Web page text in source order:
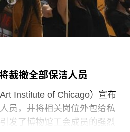
馆是阿布扎比耗资数十亿美
落成的文化机构之一。该文
浮宫（Louvre Abu
裁撤全部保洁人员
Institute of Chicago）宣布
员，并将相关岗位外包给私
发了博物馆工会成员的强烈